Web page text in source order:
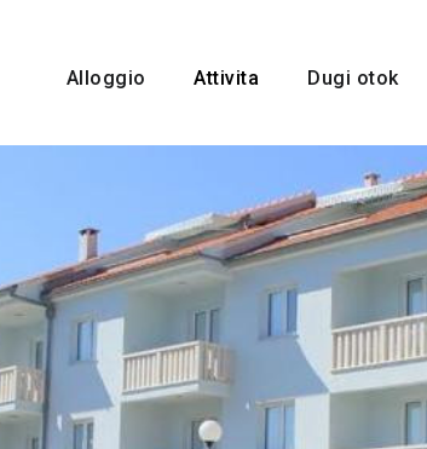
Alloggio Attivita Dugi otok